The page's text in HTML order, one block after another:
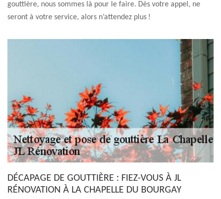
gouttière, nous sommes là pour le faire. Dès votre appel, ne
seront à votre service, alors n’attendez plus !
DÉCAPAGE DE GOUTTIÈRE : FIEZ-VOUS À JL
RÉNOVATION À LA CHAPELLE DU BOURGAY